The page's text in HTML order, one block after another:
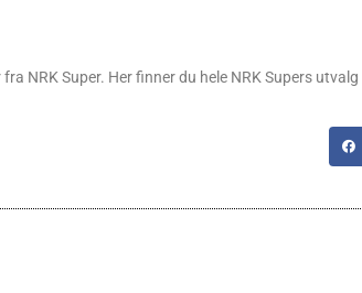
NRK Super. Her finner du hele NRK Supers